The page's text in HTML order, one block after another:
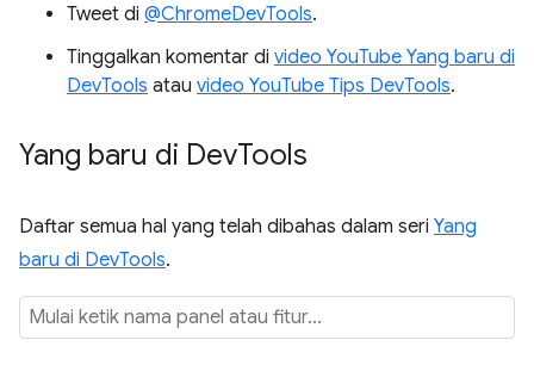
Tweet di @ChromeDevTools.
Tinggalkan komentar di video YouTube Yang baru di
DevTools atau video YouTube Tips DevTools.
Yang baru di DevTools
Daftar semua hal yang telah dibahas dalam seri Yang
baru di DevTools.